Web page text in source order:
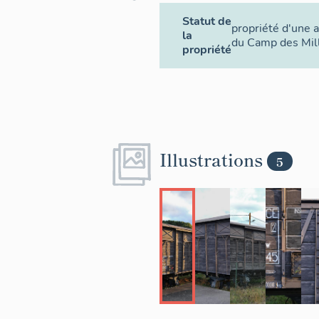
wagon
équipé d’un
La
Fondation
type de
Miramas
pour les
partie
Le chantier
bois, le
abimées
Statut de
la
propriété
propriété d'une
du Camp des
Illustrations 5